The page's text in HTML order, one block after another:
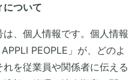
について
、個人情報です。個人情報
PEOPLE」が、どのよ
を従業員や関係者に伝える